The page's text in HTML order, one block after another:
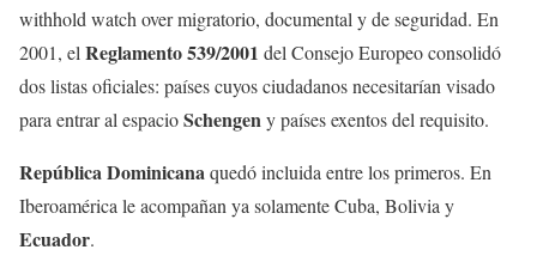
withhold watch over migratorio, documental y de seguridad. En
2001, el Reglamento 539/2001 del Consejo Europeo consolidó
dos listas oficiales: países cuyos ciudadanos necesitarían visado
para entrar al espacioSchengeny países exentos del requisito.
República Dominicanaquedó incluida entre los primeros. En
Iberoamérica le acompañan ya solamente Cuba, Bolivia y
Ecuador.